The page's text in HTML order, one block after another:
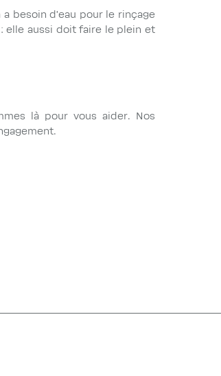
besoin d'eau pour le rinçage
elle aussi doit faire le plein et
là pour vous aider. Nos